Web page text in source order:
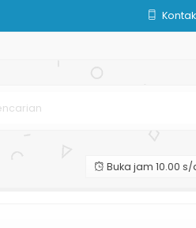
Buka jam 10.00